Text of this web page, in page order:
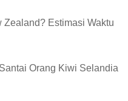
Estimasi Waktu
Orang Kiwi Selandia